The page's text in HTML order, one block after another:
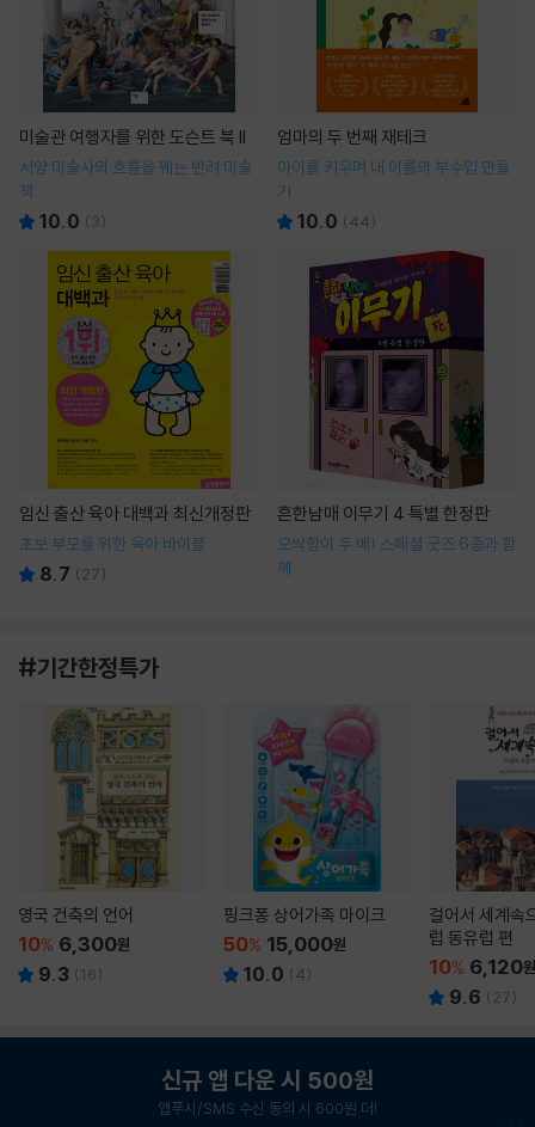
미술관 여행자를 위한 도슨트 북 II
서양 미술사의 흐름을 꿰는 반려 미술
책
10.0 ( 3)
엄마의 두 번째 재테크
아이를 키우며 내 이름의 부수입 만들
기
10.0 (44)
임신 출산 육아 대백과 최신개정판
초보 부모를 위한 육아 바이블
8.7 ( 27)
흔한남매 이무기 4 특별 한정판
오싹함이 두 배! 스페셜 굿즈 6종과 함
께
#기간한정특가
영국 건축의 언어
10% 6,300원
9.3 (16)
핑크퐁 상어가족 마이크
50% 15,000원
10.0 (4)
걸어서 세계속
럽 동유럽 편
10% 6,120원
9.6 ( 27)
신규 앱 다운 시 500원
앱푸시/SMS 수신 동의 시 600원 더!